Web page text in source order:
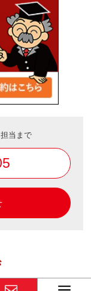
当まで